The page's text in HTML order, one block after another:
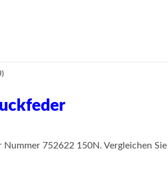
752622 150N. Vergleichen